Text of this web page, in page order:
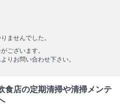
ませんでした。
ございます。
よりお問い合わせ下さい。
食店の定期清掃や清掃メンテ